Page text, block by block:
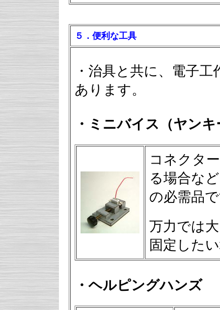
５．便利な工具
・治具と共に、電子
あります。
・ ミニバイス（ヤン
コネクタ
る場合な
の必需品
万力では
固定した
・ヘルピングハンズ